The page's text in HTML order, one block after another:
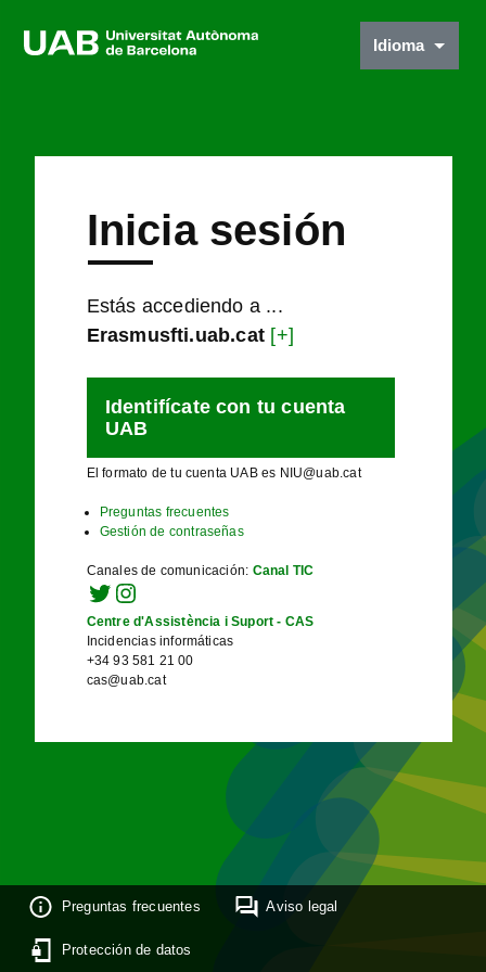
Idioma
Inicia sesión
Estás accediendo a ...
Erasmusfti.uab.cat [+]
Identifícate con tu cuenta
UAB
El formato de tu cuenta UAB es NIU@uab.cat
Preguntas frecuentes
Gestión de contraseñas
Canales de comunicación: Canal TIC
Centre d'Assistència i Suport - CAS
Incidencias informáticas
+34 93 581 21 00
cas@uab.cat
Preguntas frecuentes Aviso legal
Protección de datos